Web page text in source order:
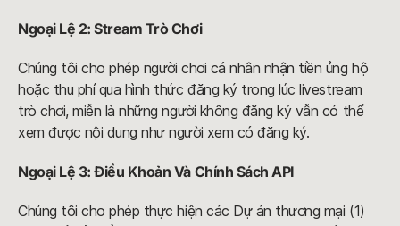
Ngoại Lệ 2: Stream Trò Chơi
Chúng tôi cho phép người chơi cá nhân nhận tiền ủng hộ
hoặc thu phí qua hình thức đăng ký trong lúc livestream
trò chơi, miễn là những người không đăng ký vẫn có thể
xem được nội dung như người xem có đăng ký.
Ngoại Lệ 3: Điều Khoản Và Chính Sách API
Chúng tôi cho phép thực hiện các Dự án thương mại (1)